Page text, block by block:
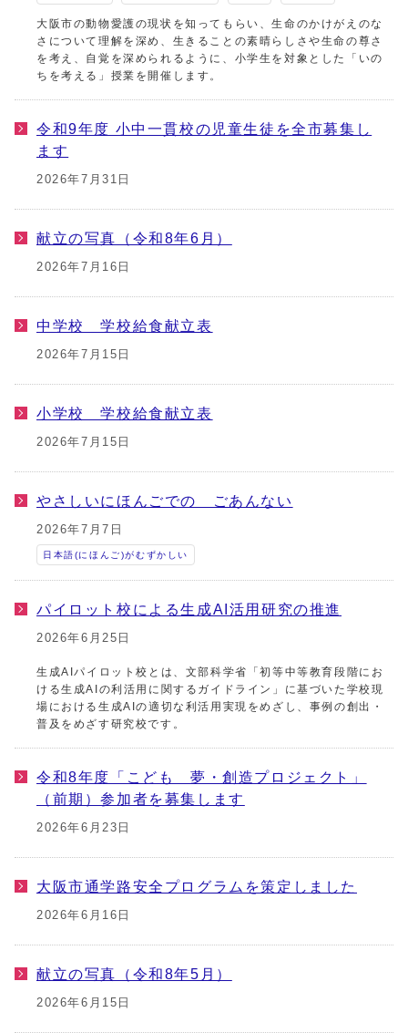
大阪市の動物愛護の現状を知ってもらい、生命のかけがえのな
さについて理解を深め、生きることの素晴らしさや生命の尊さ
を考え、自覚を深められるように、小学生を対象とした「いの
ちを考える」授業を開催します。
令和9年度 小中一貫校の児童生徒を全市募集し
ます
2026年7月31日
献立の写真（令和8年6月）
2026年7月16日
中学校 学校給食献立表
2026年7月15日
小学校 学校給食献立表
2026年7月15日
やさしいにほんごでの ごあんない
2026年7月7日
日本語(にほんご)がむずかしい
パイロット校による生成AI活用研究の推進
2026年6月25日
生成AIパイロット校とは、文部科学省「初等中等教育段階にお
ける生成AIの利活用に関するガイドライン」に基づいた学校現
場における生成AIの適切な利活用実現をめざし、事例の創出・
普及をめざす研究校です。
令和8年度「こども 夢・創造プロジェクト」
（前期）参加者を募集します
2026年6月23日
大阪市通学路安全プログラムを策定しました
2026年6月16日
献立の写真（令和8年5月）
2026年6月15日